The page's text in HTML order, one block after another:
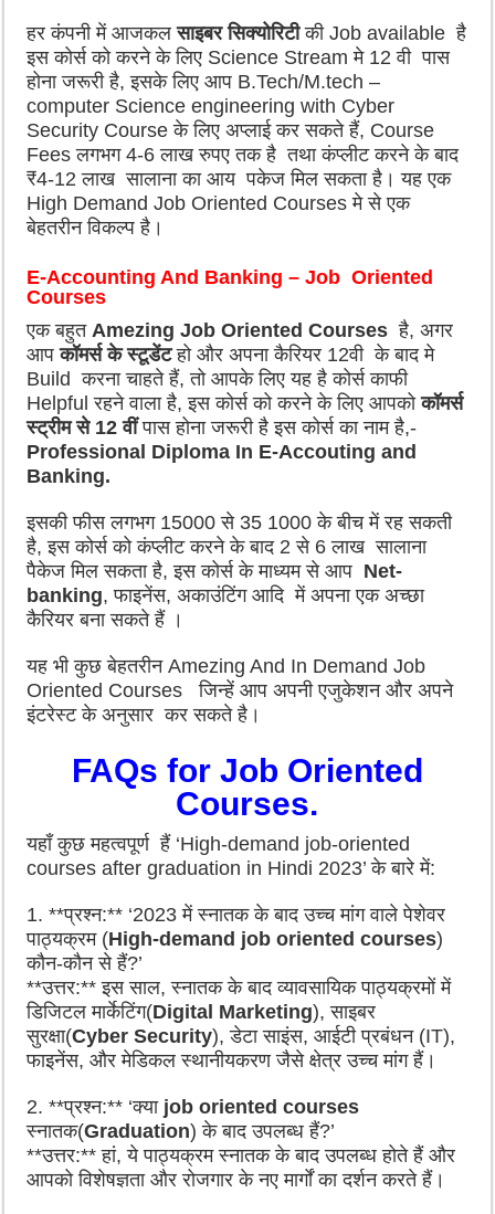
हर कंपनी में आजकलसाइबर सिक्योरिटीकी Job available है
इस कोर्स को करने के लिए Science Stream मे 12 वी पास
होना जरूरी है, इसके लिए आप B.Tech/M.tech –
computer Science engineering with Cyber
Security Course के लिए अप्लाई कर सकते हैं, Course
Fees लगभग 4-6 लाख रुपए तक है तथा कंप्लीट करने के बाद
₹4-12 लाख सालाना का आय पकेज मिल सकता है। यह एक
High Demand Job Oriented Courses मे से एक
बेहतरीन विकल्प है।
E-Accounting And Banking – Job Oriented
Courses
एक बहुतAmezing Job Oriented Courses है, अगर
आपकॉमर्स के स्टूडेंटहो और अपना कैरियर 12वी के बाद मे
Build करना चाहते हैं, तो आपके लिए यह है कोर्स काफी
Helpful रहने वाला है, इस कोर्स को करने के लिए आपकोकॉमर्स
स्ट्रीम से 12 वींपास होना जरूरी है इस कोर्स का नाम है,-
Professional Diploma In E-Accouting and
Banking.
इसकी फीस लगभग 15000 से 35 1000 के बीच में रह सकती
है, इस कोर्स को कंप्लीट करने के बाद 2 से 6 लाख सालाना
पैकेज मिल सकता है, इस कोर्स के माध्यम से आप Net-
banking, फाइनेंस, अकाउंटिंग आदि में अपना एक अच्छा
कैरियर बना सकते हैं ।
यह भी कुछ बेहतरीन Amezing And In Demand Job
Oriented Courses जिन्हें आप अपनी एजुकेशन और अपने
इंटरेस्ट के अनुसार कर सकते है।
FAQs for Job Oriented
Courses.
यहाँ कुछ महत्वपूर्ण हैं ‘High-demand job-oriented
courses after graduation in Hindi 2023’ के बारे में:
1. **प्रश्न:** ‘2023 में स्नातक के बाद उच्च मांग वाले पेशेवर
पाठ्यक्रम (High-demand job oriented courses)
कौन-कौन से हैं?’
**उत्तर:** इस साल, स्नातक के बाद व्यावसायिक पाठ्यक्रमों में
डिजिटल मार्केटिंग(Digital Marketing), साइबर
सुरक्षा(Cyber Security), डेटा साइंस, आईटी प्रबंधन (IT),
फाइनेंस, और मेडिकल स्थानीयकरण जैसे क्षेत्र उच्च मांग हैं।
2. **प्रश्न:** ‘क्या job oriented courses
स्नातक(Graduation) के बाद उपलब्ध हैं?’
**उत्तर:** हां, ये पाठ्यक्रम स्नातक के बाद उपलब्ध होते हैं और
आपको विशेषज्ञता और रोजगार के नए मार्गों का दर्शन करते हैं।